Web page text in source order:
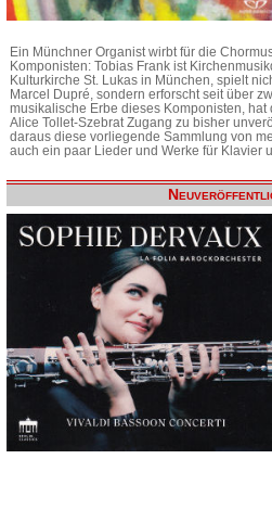
Ein Münchner Organist wirbt für die
Komponisten: Tobias Frank ist
Kulturkirche St. Lukas in München, spielt
Marcel Dupré, sondern erforscht seit über
musikalische Erbe dieses Komponisten,
Alice Tollet-Szebrat Zugang zu bisher
daraus diese vorliegende Sammlung von
auch ein paar Lieder und Werke für Klavier